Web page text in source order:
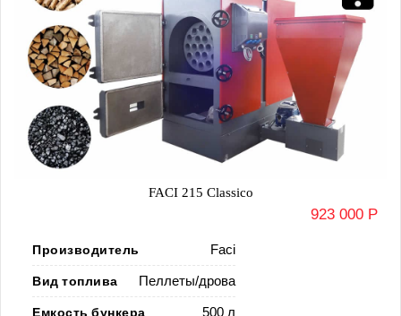
FACI 215 Classico
923 000 Р
Производитель Faci
Вид топлива Пеллеты/дрова
Емкость бункера 500 л